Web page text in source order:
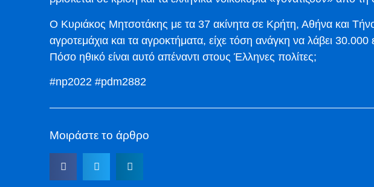
Ο Κυριάκος Μητσοτάκης με τα 37 ακίνητα σε Κρήτη, Αθήνα και
αγροτεμάχια και τα αγροκτήματα, είχε τόση ανάγκη να λάβει
Πόσο ηθικό είναι αυτό απέναντι στους Έλληνες πολίτες;
#np2022 #pdm2882
Μοιράστε το άρθρο